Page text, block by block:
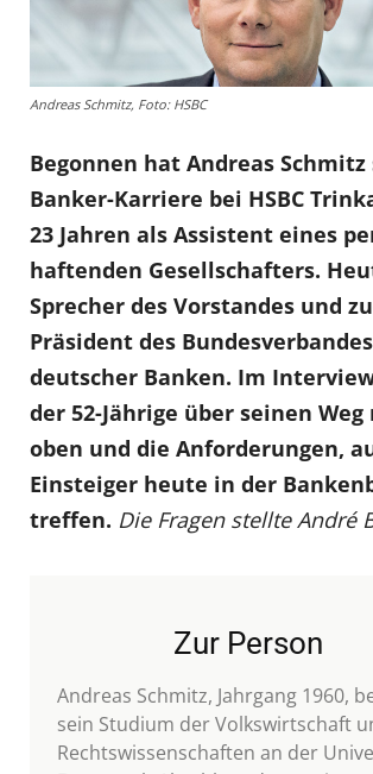
Andreas Schmitz, Foto: HSBC
Begonnen hat Andreas Schmitz
Banker-Karriere bei HSBC
23 Jahren als Assistent eines
haftenden Gesellschafters.
Sprecher des Vorstandes und
Präsident des Bundesverbandes
deutscher Banken. Im
der 52-Jährige über seinen Weg
oben und die Anforderungen,
Einsteiger heute in der
treffen. Die Fragen stellte André
Zur Person
Andreas Schmitz, Jahrgang 1960,
sein Studium der Volkswirtschaft
Rechtswissenschaften an der